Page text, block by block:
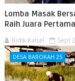
Lomba Masak
Raih Juara Pertama
Bidik Kalsel Sept
DESA BAROKAH 25